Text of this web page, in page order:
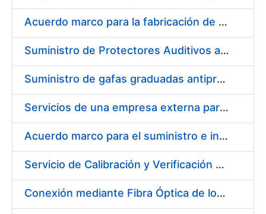
Erakutsi/Ezkutatu
Acuerdo marco para la fabricación de piezas
Suministro de Protectores Auditivos a medida para las personas trabajadoras de los Centros de Trabajo de Madrid y Burgos
Suministro de gafas graduadas antiproyecciones para los trabajadores de la FNMT-RCM en los centros de trabajo de Madrid y Burgos
Servicios de una empresa externa para el asesoramiento y resolución de los recursos de alzada que se presentan relacionados con procesos de selección para la FNMT-RCM
Acuerdo marco para el suministro e instalación de persianas, estores y otros complementos
Servicio de Calibración y Verificación Externa de los Equipos de Medición del Servicio de Prevención de la FNMT-RCM
Conexión mediante Fibra Óptica de los Centros de Proceso de Datos (CPDs) de las sedes de la FNMT-RCM de Burgos y Madrid